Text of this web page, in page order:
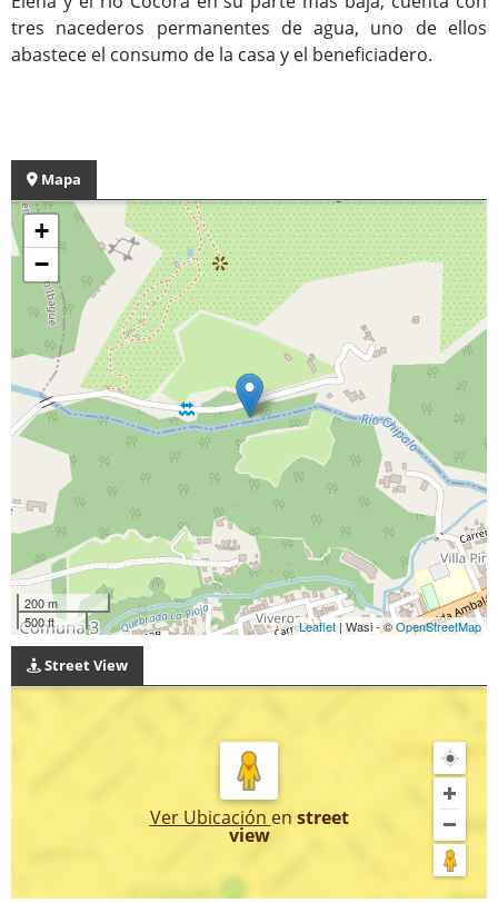
tres nacederos permanentes de agua, uno de ellos
abastece el consumo de la casa y el beneficiadero.
Mapa
+
−
200 m
500 ft
Leaflet | Wasi - ©OpenStreetMap
Street View
Ver Ubicación en street
view